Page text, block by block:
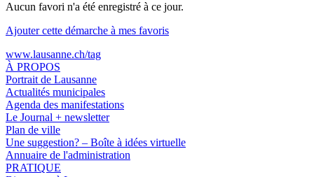
Aucun favori n'a été enregistré à ce jour.
Ajouter cette démarche à mes favoris
www.lausanne.ch/tag
À PROPOS
Portrait de Lausanne
Actualités municipales
Agenda des manifestations
Le Journal + newsletter
Plan de ville
Une suggestion? – Boîte à idées virtuelle
Annuaire de l'administration
PRATIQUE